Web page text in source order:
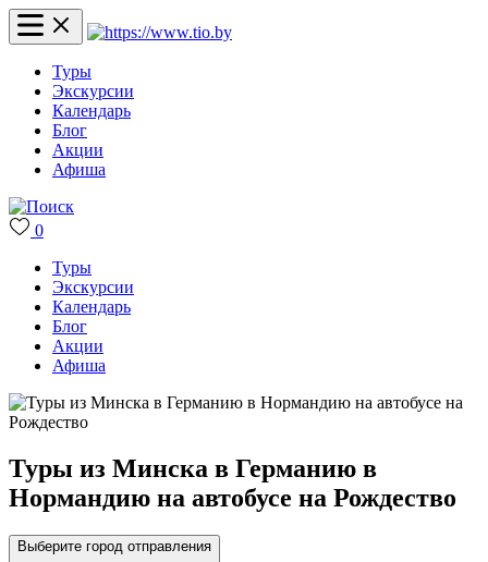
Туры
Экскурсии
Календарь
Блог
Акции
Афиша
0
Туры
Экскурсии
Календарь
Блог
Акции
Афиша
Туры из Минска в Германию в
Нормандию на автобусе на Рождество
Выберите город отправления